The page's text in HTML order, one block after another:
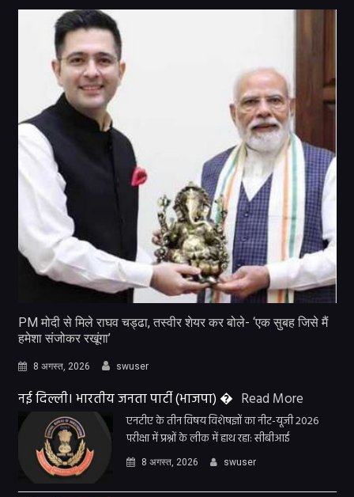
PM मोदी से मिले राघव चड्ढा, तस्वीर शेयर कर बोले- ‘एक सुबह जिसे मैं
हमेशा संजोकर रखूंगा’
8 अगस्त, 2026 swuser
नई दिल्ली। भारतीय जनता पार्टी (भाजपा) � Read More
एनटीए के तीन विषय विशेषज्ञों का नीट-यूजी 2026
परीक्षा में प्रश्नों के लीक में हाथ रहा: सीबीआई
8 अगस्त, 2026 swuser